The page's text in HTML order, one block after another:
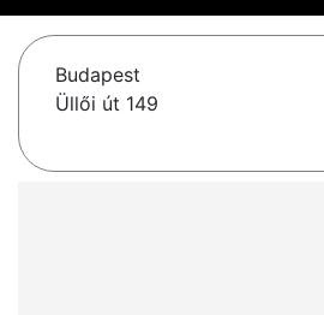
Budapest
Üllői út 149